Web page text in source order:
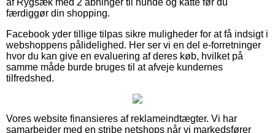
færdiggør din shopping.
Facebook yder tillige tilpas sikre muligheder for at få indsigt i
webshoppens pålidelighed. Her ser vi en del e-forretninger
hvor du kan give en evaluering af deres køb, hvilket på
samme måde burde bruges til at afveje kundernes
tilfredshed.
Vores website finansieres af reklameindtægter. Vi har
samarbejder med en stribe netshops når vi markedsfører